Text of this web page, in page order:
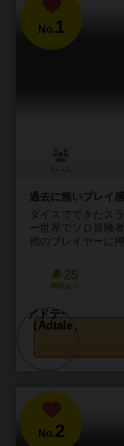
No.1
過去に無いプレイ
ダイスでできたス
ー世界でソロ冒険
他のプレイヤーに
25
興味あり
No.2